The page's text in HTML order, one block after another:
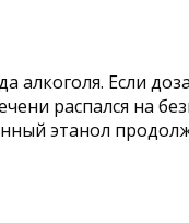
алкоголя. Если
распался на
этанол